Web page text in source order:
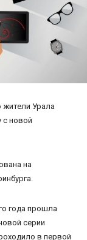
жители Урала
с новой
на
года прошла
серии
в первой